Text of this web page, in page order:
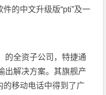
的中文升级版“pti”及一
全资子公司，特捷通
出解决方案。其旗舰产
的移动电话中得到了广